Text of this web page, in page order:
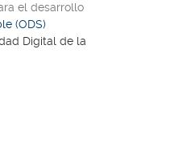
el desarrollo
(ODS)
Digital de la